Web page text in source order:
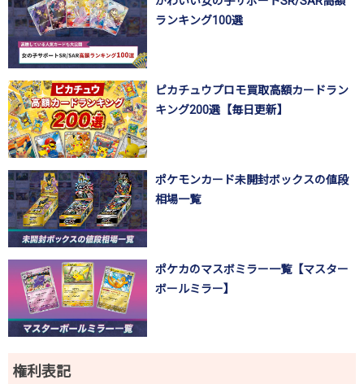
ランキング100選
ピカチュウプロモ買取高額カードラン
キング200選【毎日更新】
ポケモンカード未開封ボックスの値段
相場一覧
ポケカのマスボミラー一覧【マスター
ボールミラー】
権利表記